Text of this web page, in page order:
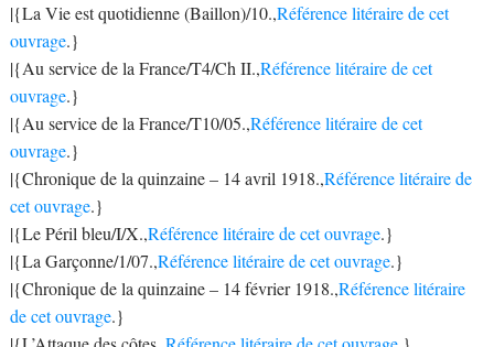
|{La Vie est quotidienne (Baillon)/10.,Référence litéraire de cet
ouvrage.}
|{Au service de la France/T4/Ch II.,Référence litéraire de cet
ouvrage.}
|{Au service de la France/T10/05.,Référence litéraire de cet
ouvrage.}
|{Chronique de la quinzaine – 14 avril 1918.,Référence litéraire de
cet ouvrage.}
|{Le Péril bleu/I/X.,Référence litéraire de cet ouvrage.}
|{La Garçonne/1/07.,Référence litéraire de cet ouvrage.}
|{Chronique de la quinzaine – 14 février 1918.,Référence litéraire
de cet ouvrage.}